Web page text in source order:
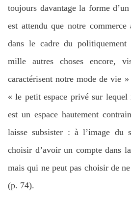
toujours davantage la forme d’un
est attendu que notre
dans le cadre du
mille autres choses encore,
caractérisent notre mode de vie
« le petit espace privé sur
est un espace hautement
laisse subsister : à l’image du
choisir d’avoir un compte dans
mais qui ne peut pas choisir de
(p. 74).